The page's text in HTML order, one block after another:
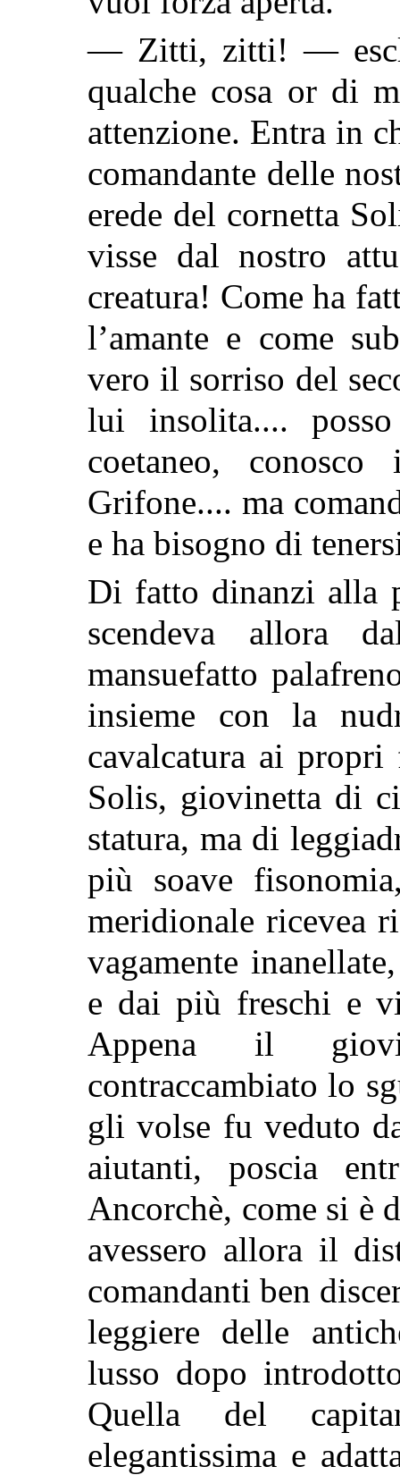
— Zitti, zitti! —
qualche cosa or di
attenzione. Entra in
comandante delle
erede del cornetta
visse dal nostro
creatura! Come ha
l’amante e come
vero il sorriso del
lui insolita....
coetaneo,
Grifone.... ma
e ha bisogno di
Di fatto dinanzi alla
scendeva allora
mansuefatto
insieme con la
cavalcatura ai
Solis, giovinetta di
statura, ma di
più soave
meridionale ricevea
vagamente
e dai più freschi e
Appena il
contraccambiato lo
gli volse fu veduto
aiutanti, poscia
Ancorchè, come si è
avessero allora il
comandanti ben
leggiere delle
lusso dopo
Quella del
elegantissima e